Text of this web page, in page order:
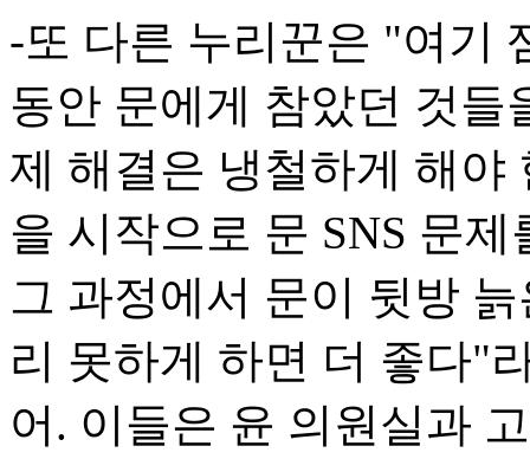
-또 다른 누리꾼은 "여기
동안 문에게 참았던 것들
제 해결은 냉철하게 해야
을 시작으로 문 SNS 문
그 과정에서 문이 뒷방
리 못하게 하면 더 좋다"
어. 이들은 윤 의원실과